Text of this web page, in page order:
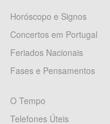
Horóscopo e Signos
Concertos em Portugal
Feriados Nacionais
Fases e Pensamentos
O Tempo
Telefones Úteis